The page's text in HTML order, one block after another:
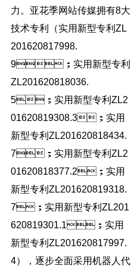
力。亚花季网站传媒拥有8大
技术专利（实用新型专利ZL
201620817998.
9；实用新型专利
ZL201620818036.
5；实用新型专利ZL2
01620819308.3；实用
新型专利ZL201620818434.
7；实用新型专利ZL2
01620818377.2；实用
新型专利ZL201620819318.
7；实用新型专利ZL201
620819301.1；实用
新型专利ZL201620817997.
4），逐步全面采用机器人代